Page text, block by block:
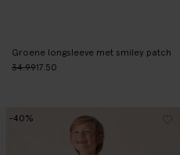
Groene longsleeve met smiley patch
34.9917.50
-40%